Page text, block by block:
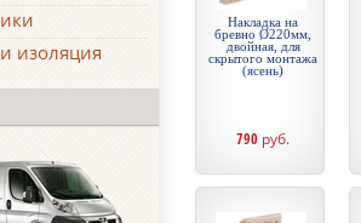
изоляция
Накладка на
бревно Ø220мм,
двойная, для
скрытого монтажа
(ясень)
790 руб.